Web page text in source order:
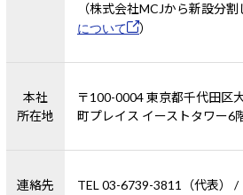
（株式会社MCJから新設分
について
）
本社
所在地
〒100-0004 東京都千代田区
町プレイス イーストタワー6
連絡先
TEL 03-6739-3811（代表） /